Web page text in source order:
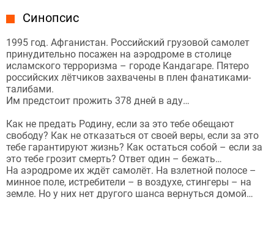
Синопсис
1995 год. Афганистан. Российский грузовой самолет
принудительно посажен на аэродроме в столице
исламского терроризма – городе Кандагаре. Пятеро
российских лётчиков захвачены в плен фанатиками-
талибами.
Им предстоит прожить 378 дней в аду…
Как не предать Родину, если за это тебе обещают
свободу? Как не отказаться от своей веры, если за это
тебе гарантируют жизнь? Как остаться собой – если за
это тебе грозит смерть? Ответ один – бежать…
На аэродроме их ждёт самолёт. На взлетной полосе –
минное поле, истребители – в воздухе, стингеры – на
земле. Но у них нет другого шанса вернуться домой…